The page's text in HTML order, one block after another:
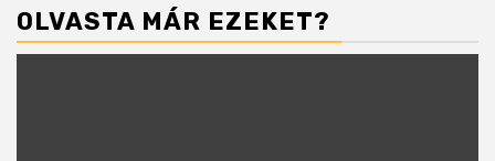
OLVASTA MÁR EZEKET?